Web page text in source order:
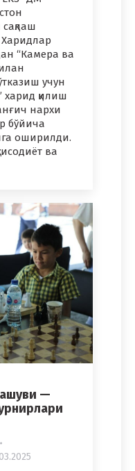
Харидлар
“Камера ва
учун
харид қилиш
нархи
бўйича
оширилди.
ва
—